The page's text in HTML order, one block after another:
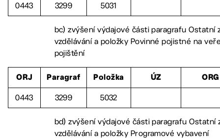
0443 3299 5031
bc) zvýšení výdajové části paragrafu Ostatní
vzdělávání a položky Povinné pojistné na
pojištění
ORJ Paragraf Položka ÚZ ORG
0443 3299 5032
bd) zvýšení výdajové části paragrafu Ostatní
vzdělávání a položky Programové vybavení